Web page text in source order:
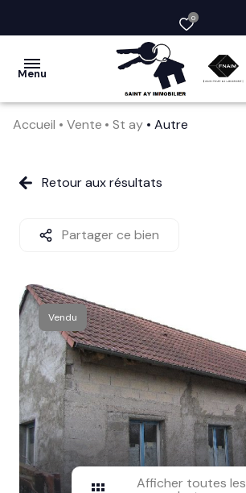
0
Menu
vendre
société
services
avis
clients
contact
Accueil Vente St ay Autre
Retour aux résultats
Partager ce bien
Vendu
Afficher toutes les